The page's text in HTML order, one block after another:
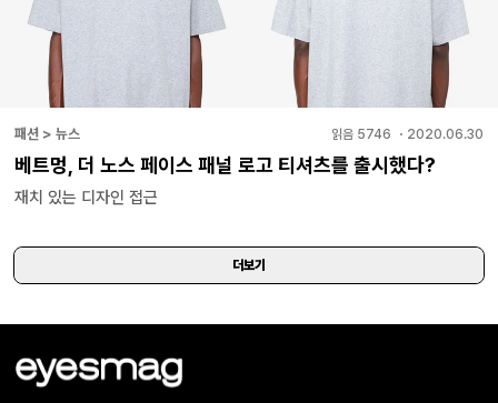
패션 > 뉴스 읽음 5746 ・ 2020.06.30
베트멍, 더 노스 페이스 패널 로고 티셔츠를 출시했다?
재치 있는 디자인 접근
더보기